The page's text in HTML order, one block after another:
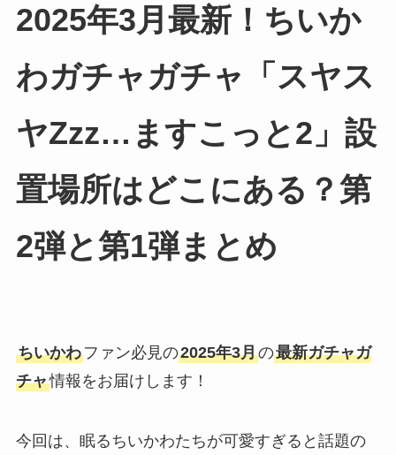
2025年3月最新！ちいか
わガチャガチャ「スヤス
ヤZzz…ますこっと2」設
置場所はどこにある？第
2弾と第1弾まとめ
ちいかわファン必見の2025年3月の最新ガチャガ
チャ情報をお届けします！
今回は、眠るちいかわたちが可愛すぎると話題の